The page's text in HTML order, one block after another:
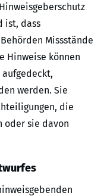
ist, dass
Missstände
Hinweise können
aufgedeckt,
werden. Sie
die
oder sie davon